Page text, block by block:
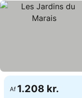
Af 1.208 kr.